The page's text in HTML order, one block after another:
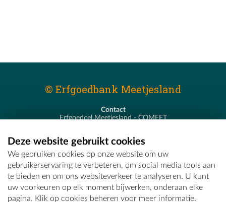
© Erfgoedbank Meetjesland
Contact
Erfgoedcel Meetjesland - COMEET
T - 09 373 75 96
E -erfgoedcel@comeet.be
Deze website gebruikt cookies
We gebruiken cookies op onze website om uw
gebruikerservaring te verbeteren, om social media tools aan
te bieden en om ons websiteverkeer te analyseren. U kunt
uw voorkeuren op elk moment bijwerken, onderaan elke
pagina. Klik op cookies beheren voor meer informatie.